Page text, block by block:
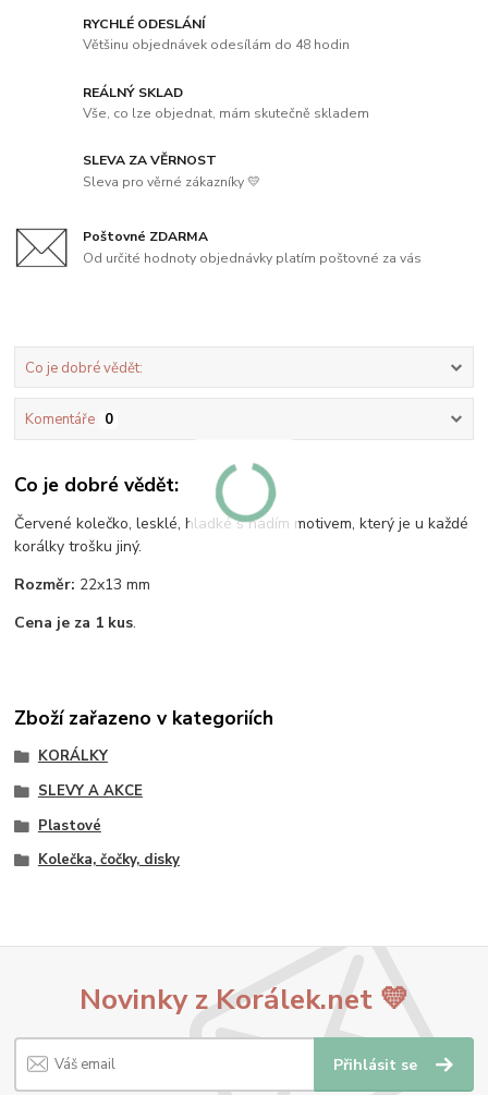
RYCHLÉ ODESLÁNÍ
Většinu objednávek odesílám do 48 hodin
REÁLNÝ SKLAD
Vše, co lze objednat, mám skutečně skladem
SLEVA ZA VĚRNOST
Sleva pro věrné zákazníky 💛
Poštovné ZDARMA
Od určité hodnoty objednávky platím poštovné za vás
Co je dobré vědět:
Komentáře 0
Co je dobré vědět:
Červené kolečko, lesklé, hladké s hadím motivem, který je u každé
korálky trošku jiný.
Rozměr: 22x13 mm
Cena je za 1 kus.
Zboží zařazeno v kategoriích
KORÁLKY
SLEVY A AKCE
Plastové
Kolečka, čočky, disky
Novinky z Korálek.net 💛
Přihlásit se